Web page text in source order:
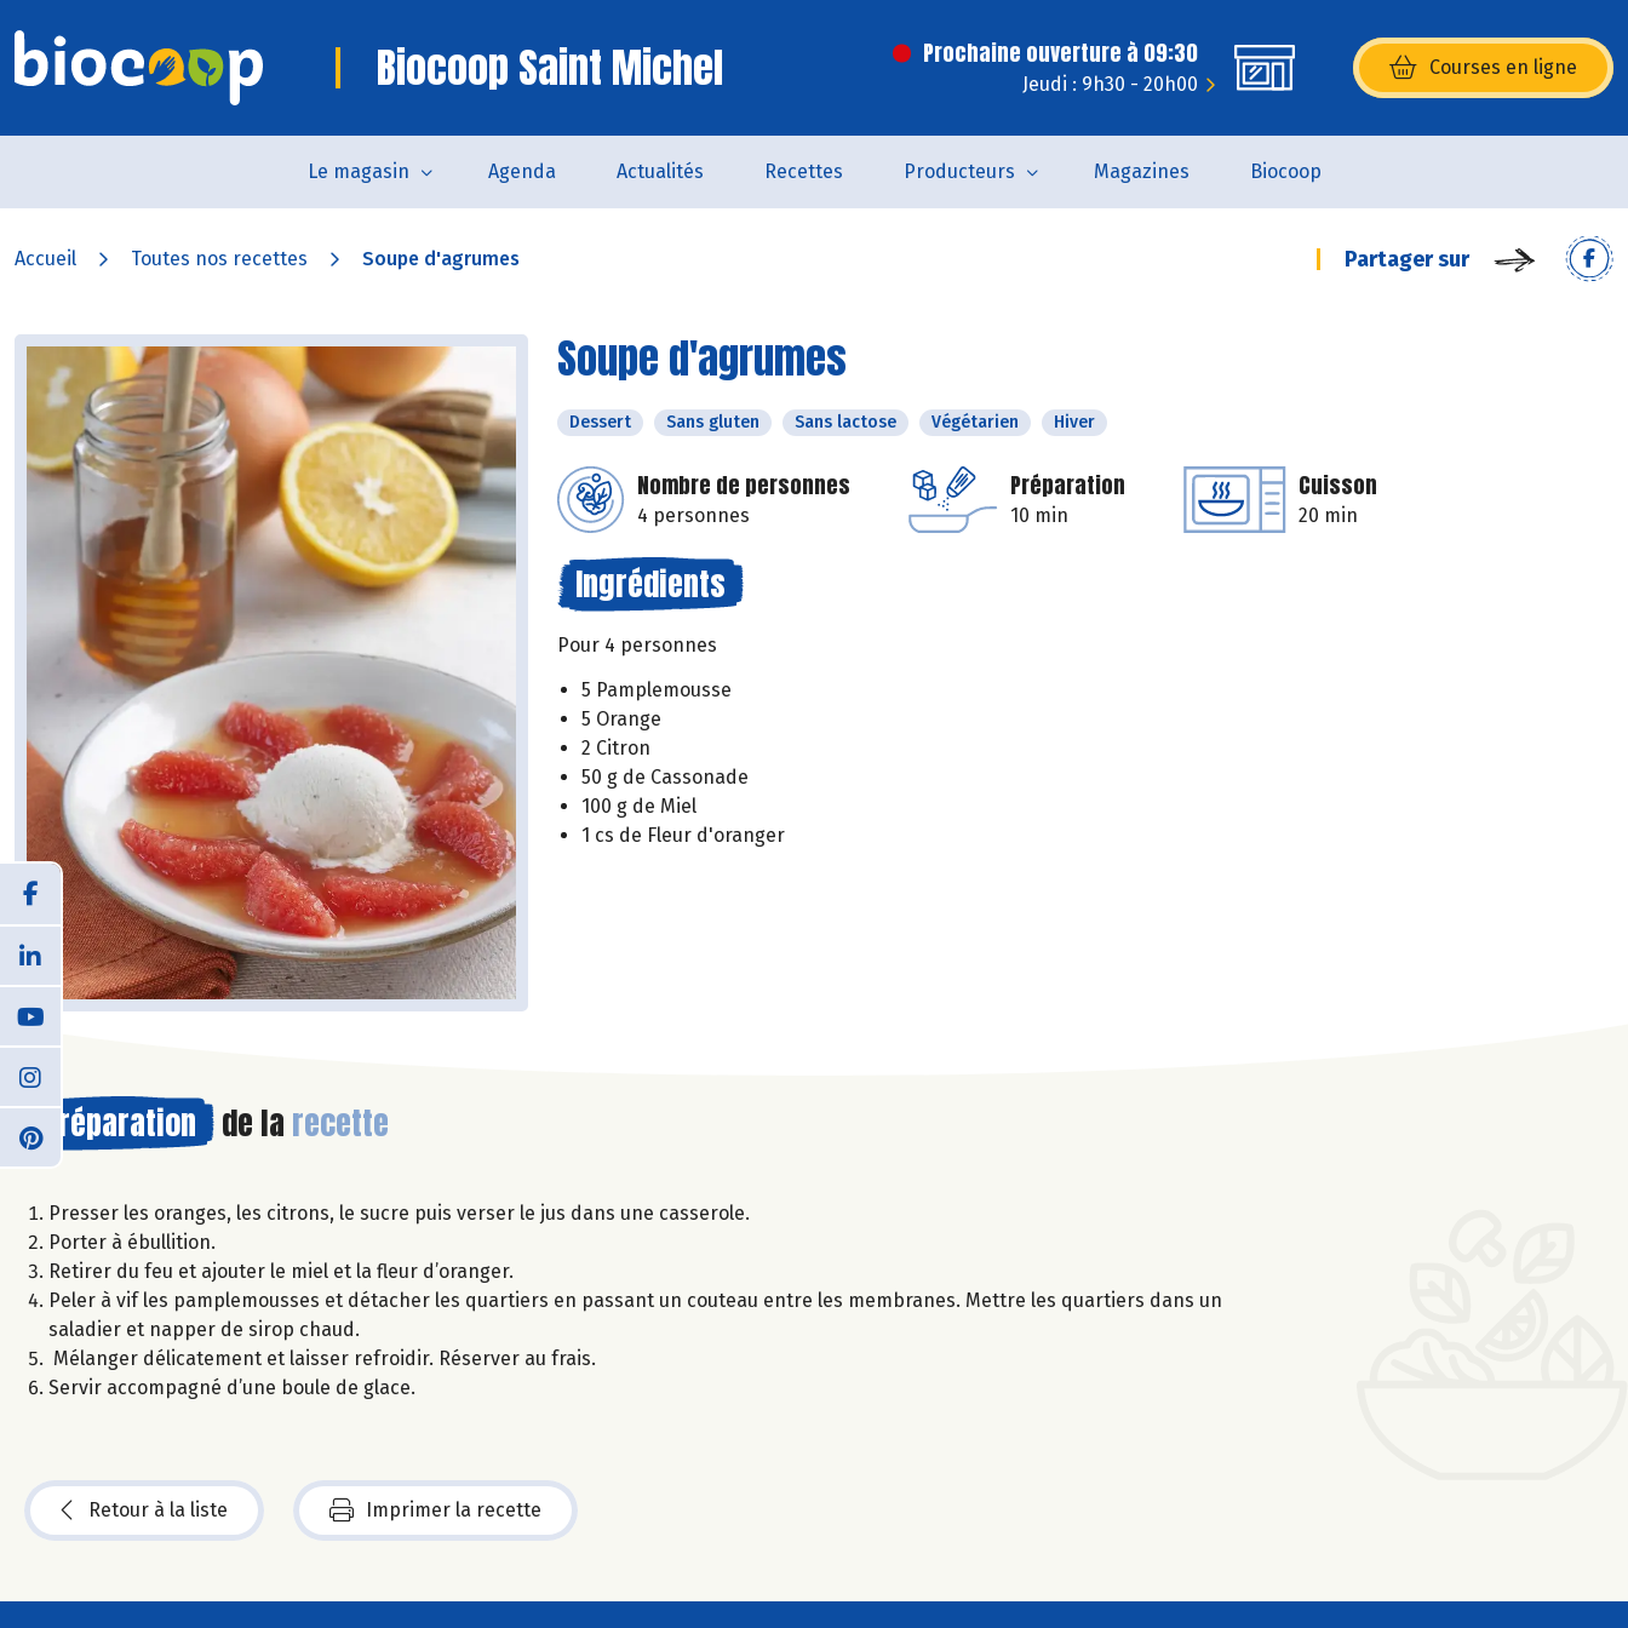
Biocoop Saint Michel Prochaine ouverture à 09:30
Jeudi : 9h30 - 20h00
Courses en ligne
(s’ouvre dans une nouvelle
Le magasin Agenda Actualités Recettes Producteurs Magazines Biocoop
Accueil Toutes nos recettes Soupe d'agrumes Partager sur
Soupe d'agrumes
Dessert Sans gluten Sans lactose Végétarien Hiver
Nombre de personnes
4 personnes
Préparation
10 min
Cuisson
20 min
Ingrédients
Pour 4 personnes
5 Pamplemousse
5 Orange
2 Citron
50 g de Cassonade
100 g de Miel
1 cs de Fleur d'oranger
Préparation de la recette
Presser les oranges, les citrons, le sucre puis verser le jus dans une casserole.
Porter à ébullition.
Retirer du feu et ajouter le miel et la fleur d’oranger.
Peler à vif les pamplemousses et détacher les quartiers en passant un couteau entre les membranes. Mettre les quartiers dans un
saladier et napper de sirop chaud.
Mélanger délicatement et laisser refroidir. Réserver au frais.
Servir accompagné d’une boule de glace.
Retour à la liste Imprimer la recette